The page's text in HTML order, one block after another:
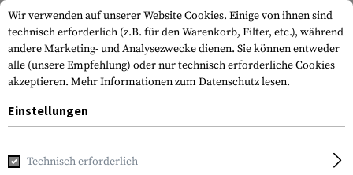
Marken MSA Sordin
Wir verwenden auf unserer Website Cookies. Einige von ihnen sind
technisch erforderlich (z.B. für den Warenkorb, Filter, etc.), während
andere Marketing- und Analysezwecke dienen. Sie können entweder
alle (unsere Empfehlung) oder nur technisch erforderliche Cookies
akzeptieren. Mehr Informationen zum Datenschutz lesen.
Einstellungen
Technisch erforderlich